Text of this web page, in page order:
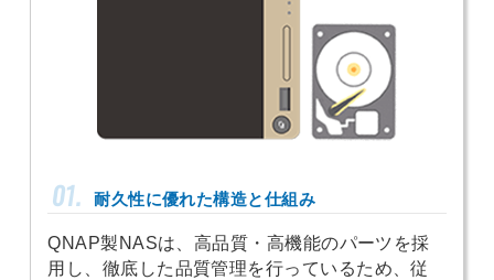
01. 耐久性に優れた構造と仕組み
QNAP製NASは、高品質・高機能のパーツを採
用し、徹底した品質管理を行っているため、従